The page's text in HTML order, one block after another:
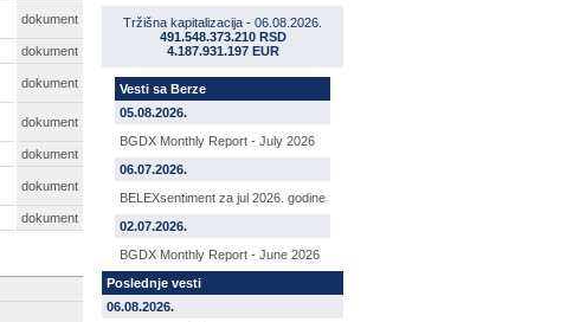
dokument
dokument
dokument
dokument
dokument
dokument
dokument
Tržišna kapitalizacija - 06.08.2026.
491.548.373.210 RSD
4.187.931.197 EUR
Vesti sa Berze
05.08.2026.
BGDX Monthly Report - July 2026
06.07.2026.
BELEXsentiment za jul 2026. godine
02.07.2026.
BGDX Monthly Report - June 2026
Poslednje vesti
06.08.2026.